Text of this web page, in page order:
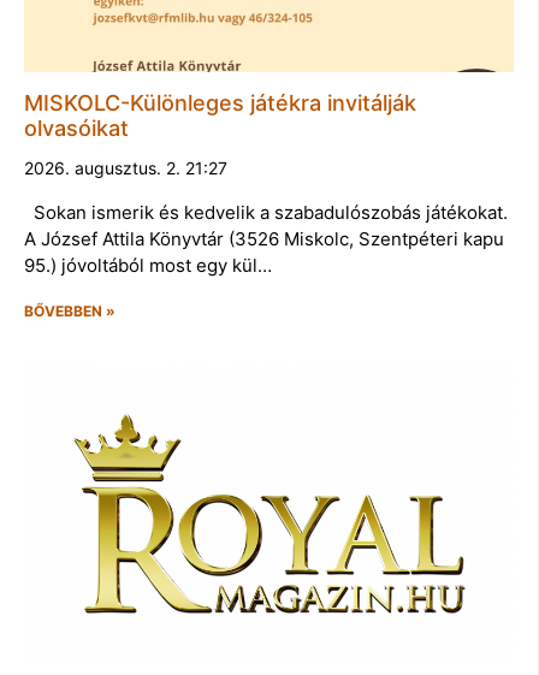
MISKOLC-Különleges játékra invitálják
olvasóikat
2026. augusztus. 2. 21:27
Sokan ismerik és kedvelik a szabadulószobás játékokat.
A József Attila Könyvtár (3526 Miskolc, Szentpéteri kapu
95.) jóvoltából most egy kül…
BŐVEBBEN »